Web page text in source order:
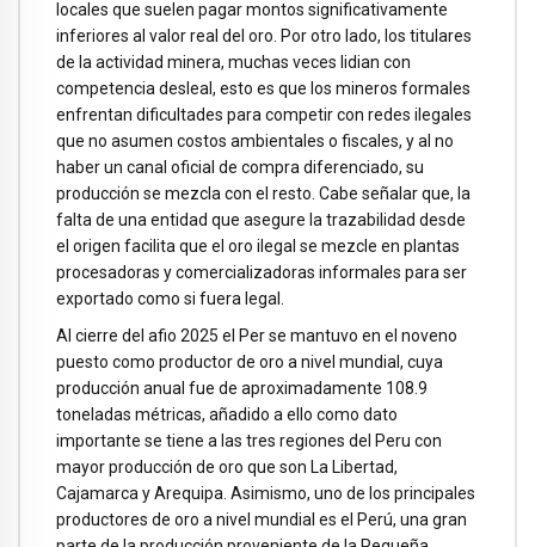
locales que suelen pagar montos significativamente
inferiores al valor real del oro. Por otro lado, los titulares
de la actividad minera, muchas veces lidian con
competencia desleal, esto es que los mineros formales
enfrentan dificultades para competir con redes ilegales
que no asumen costos ambientales o fiscales, y al no
haber un canal oficial de compra diferenciado, su
producción se mezcla con el resto. Cabe señalar que, la
falta de una entidad que asegure la trazabilidad desde
el origen facilita que el oro ilegal se mezcle en plantas
procesadoras y comercializadoras informales para ser
exportado como si fuera legal.
Al cierre del afio 2025 el Per se mantuvo en el noveno
puesto como productor de oro a nivel mundial, cuya
producción anual fue de aproximadamente 108.9
toneladas métricas, añadido a ello como dato
importante se tiene a las tres regiones del Peru con
mayor producción de oro que son La Libertad,
Cajamarca y Arequipa. Asimismo, uno de los principales
productores de oro a nivel mundial es el Perú, una gran